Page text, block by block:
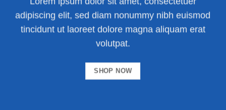
adipiscing elit, sed diam nonummy nibh euismod
tincidunt ut laoreet dolore magna aliquam erat
volutpat.
SHOP NOW